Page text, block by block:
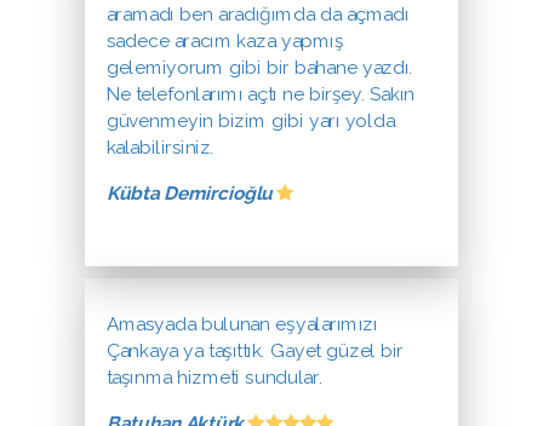
aramadı ben aradığımda da açmadı
sadece aracım kaza yapmış
gelemiyorum gibi bir bahane yazdı.
Ne telefonlarımı açtı ne birşey. Sakın
güvenmeyin bizim gibi yarı yolda
kalabilirsiniz.
Kübta Demircioğlu
Amasyada bulunan eşyalarımızı
Çankaya ya taşıttık. Gayet güzel bir
taşınma hizmeti sundular.